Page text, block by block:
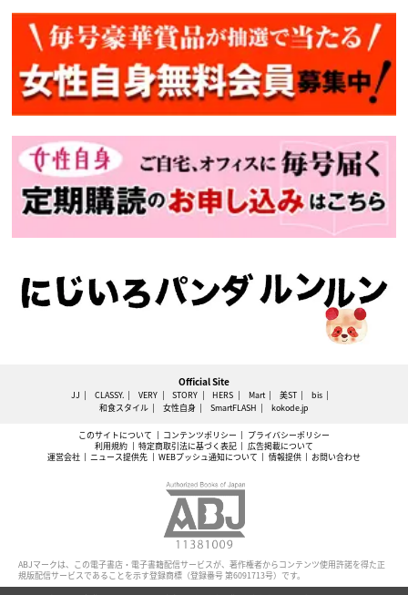
Official Site
JJ CLASSY. VERY STORY HERS Mart 美ST
bis
和食スタイル
女性自身 SmartFLASH kokode.jp
このサイトについて コンテンツポリシー
プライバシーポリシー
利用規約
特定商取引法に基づく表記
広告掲載について
運営会社
ニュース提供先 WEBプッシュ通知について 情報提供 お問い合わせ
ABJマークは、この電子書店・電子書籍配信サービスが、著作権者からコンテンツ使用許諾を得た正
規版配信サービスであることを示す登録商標（登録番号 第6091713号）です。